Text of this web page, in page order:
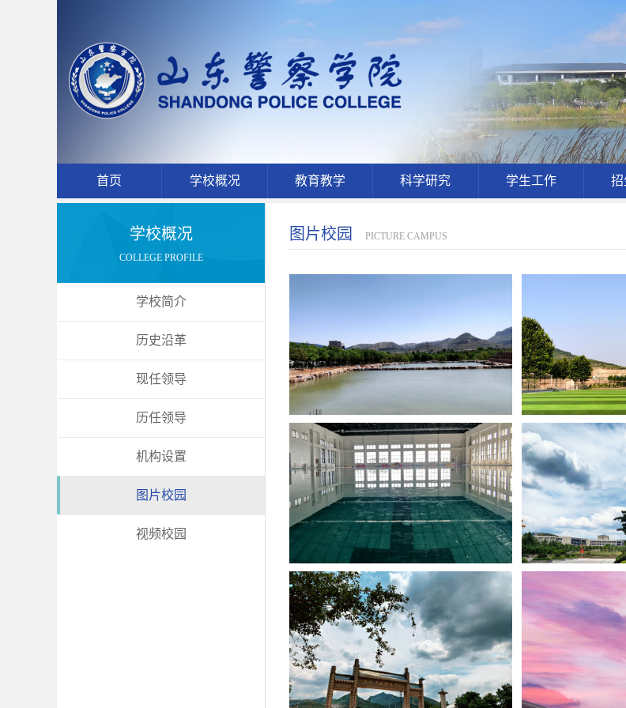
首页 学校概况 教育教学 科学研究 学生工作 招
学校概况
COLLEGE PROFILE
学校简介
历史沿革
现任领导
历任领导
机构设置
图片校园
视频校园
图片校园 PICTURE CAMPUS